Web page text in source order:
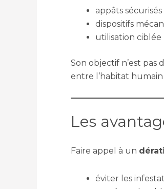
appâts
dispositifs
utilisation ciblée
Son objectif n’est pas
entre l’habitat
Les
Faire appel à un
éviter les